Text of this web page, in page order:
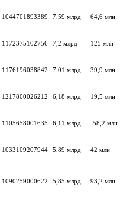
1044701893389 7,59 млрд 64,6 млн
1172375102756 7,2 млрд 125 млн
1176196038842 7,01 млрд 39,9 млн
1217800026212 6,18 млрд 19,5 млн
1105658001635 6,11 млрд -58,2 млн
1033109207944 5,89 млрд 42 млн
1090259000622 5,85 млрд 93,2 млн